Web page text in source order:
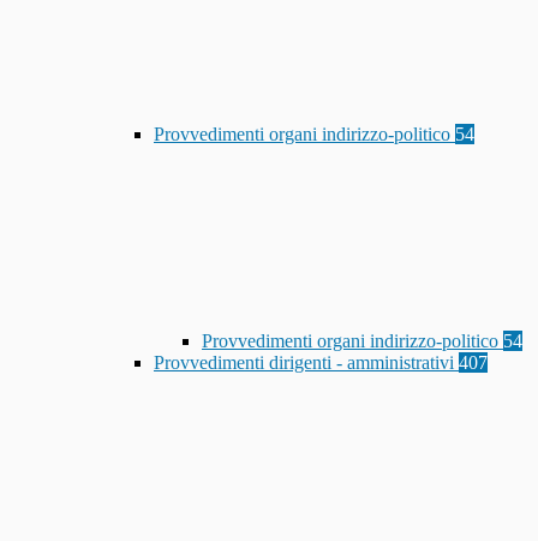
Provvedimenti organi indirizzo-politico 54
Provvedimenti organi indirizzo-politico 54
Provvedimenti dirigenti - amministrativi 407